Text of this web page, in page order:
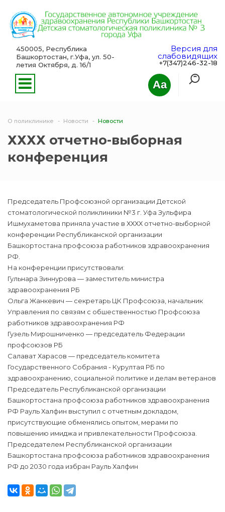
Aa
450005, Республика
Башкортостан, г.Уфа, ул. 50-
летия Октября, д. 16/1
Версия для
слабовидящих
+7(347)246-32-18
О поликлинике Новости Новости
ХХХХ отчетно-выборная
конференция
Председатель Профсоюзной организации Детской
стоматологической поликлиники №3 г. Уфа Зульфира
Ишмухаметова приняла участие в ХХХХ отчетно-выборной
конференции Республиканской организации
Башкортостана профсоюза работников здравоохранения
РФ.
На конференции присутствовали:
Гульнара Зиннурова — заместитель министра
здравоохранения РБ
Ольга Жанкевич — секретарь ЦК Профсоюза, начальник
Управления по связям с обшественностью Профсоюза
работников здравоохранения РФ
Гузель Мирошниченко — председатель Федерации
профсоюзов РБ
Салават Харасов — председатель комитета
Государственного Собрания - Курултая РБ по
здравоохранению, социальной политике и делам ветеранов
Председатель Республиканской организации
Башкортостана профсоюза работников здравоохранения
РФ Рауль Халфин выступил с отчетным докладом,
присутствующие обменялись опытом, мерами по
повышению имиджа и привлекательности Профсоюза.
Председателем Республиканской организации
Башкортостана профсоюза работников здравоохранения
РФ до 2030 года избран Рауль Халфин